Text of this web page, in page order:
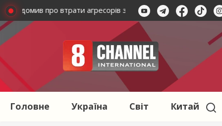
повідомив про втрати агресорів за добу Підсумки
Головне Україна Світ Китай